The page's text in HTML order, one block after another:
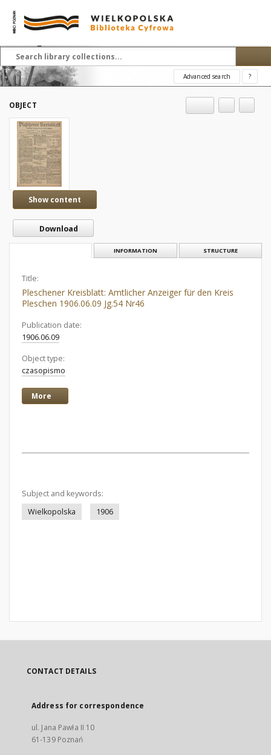
Advanced search ?
OBJECT
Show content
Download
INFORMATION STRUCTURE
Title:
Pleschener Kreisblatt: Amtlicher Anzeiger für den Kreis
Pleschen 1906.06.09 Jg.54 Nr46
Publication date:
1906.06.09
Object type:
czasopismo
More
Subject and keywords:
Wielkopolska
1906
CONTACT DETAILS
Address for correspondence
ul. Jana Pawła II 10
61-139 Poznań